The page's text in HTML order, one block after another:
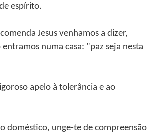
espírito.
Jesus venhamos a dizer,
numa casa: "paz seja nesta
apelo à tolerância e ao
doméstico, unge-te de compreensão